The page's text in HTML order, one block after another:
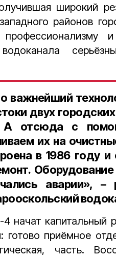
широкий
районов
профессионализму
важнейший
двух
А отсюда с
их на
в 1986 году
аварии», –
начат капитальный
готово приёмное
часть.